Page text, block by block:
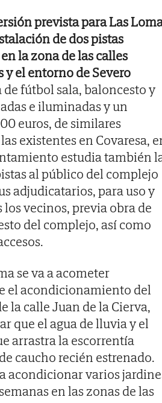
prevista para Las
de dos pistas
la zona de las calles
y el entorno de Severo
de fútbol sala, baloncesto y
e iluminadas y un
euros, de similares
existentes en Covaresa,
estudia también
al público del complejo
adjudicatarios, para uso y
vecinos, previa obra de
del complejo, así como
se va a acometer
el acondicionamiento del
la calle Juan de la Cierva,
que el agua de lluvia y el
arrastra la escorrentía
caucho recién estrenado.
acondicionar varios
en las zonas de las